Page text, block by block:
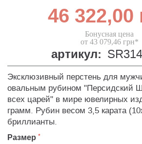
46 322,00
Бонусная цена
от 43 079,46 грн*
артикул:
Эксклюзивный перстень для
овальным рубином "Персидский
всех царей" в мире ювелирных
грамм. Рубин весом 3,5 карата
бриллианты.
Размер